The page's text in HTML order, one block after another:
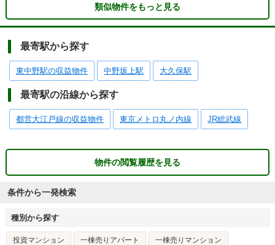
類似物件をもっと見る
最寄駅から探す
東中野駅の収益物件 中野坂上駅 大久保駅
最寄駅の沿線から探す
都営大江戸線の収益物件 東京メトロ丸ノ内線 JR総武線
物件の閲覧履歴を見る
条件から一発検索
種別から探す
投資マンション 一棟売りアパート 一棟売りマンション